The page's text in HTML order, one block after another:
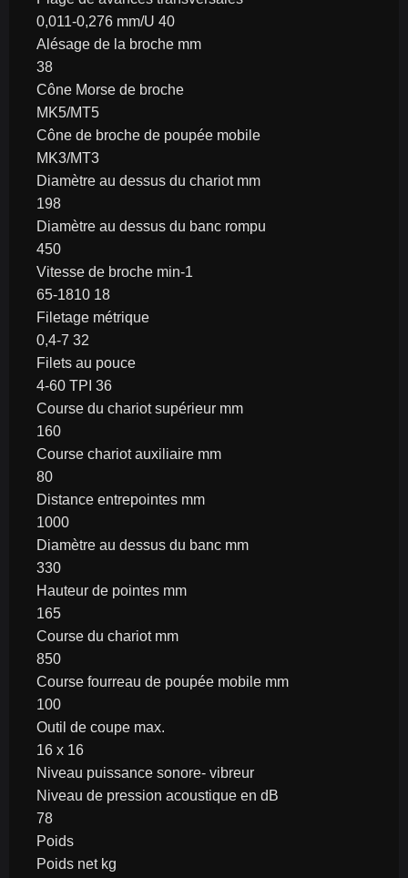
0,011-0,276 mm/U 40
Alésage de la broche mm
38
Cône Morse de broche
MK5/MT5
Cône de broche de poupée mobile
MK3/MT3
Diamètre au dessus du chariot mm
198
Diamètre au dessus du banc rompu
450
Vitesse de broche min-1
65-1810 18
Filetage métrique
0,4-7 32
Filets au pouce
4-60 TPI 36
Course du chariot supérieur mm
160
Course chariot auxiliaire mm
80
Distance entrepointes mm
1000
Diamètre au dessus du banc mm
330
Hauteur de pointes mm
165
Course du chariot mm
850
Course fourreau de poupée mobile mm
100
Outil de coupe max.
16 x 16
Niveau puissance sonore- vibreur
Niveau de pression acoustique en dB
78
Poids
Poids net kg